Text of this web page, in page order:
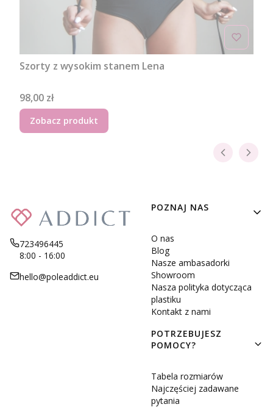
Szorty z wysokim stanem Lena
Cena
98,00 zł
Zobacz produkt
723496445
8:00 - 16:00
hello@poleaddict.eu
Linki w stopce
POZNAJ NAS
O nas
Blog
Nasze ambasadorki
Showroom
Nasza polityka dotycząca
plastiku
Kontakt z nami
POTRZEBUJESZ
POMOCY?
Tabela rozmiarów
Najczęściej zadawane
pytania